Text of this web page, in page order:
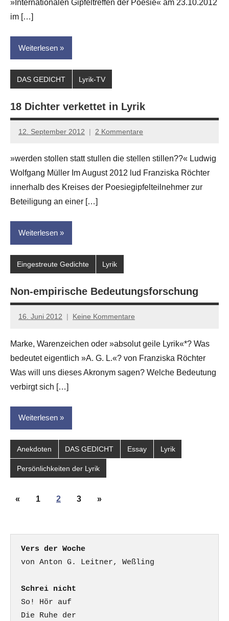
»Internationalen Gipfeltreffen der Poesie« am 23.10.2012
im […]
Weiterlesen
DAS GEDICHT Lyrik-TV
18 Dichter verkettet in Lyrik
12. September 2012
Anton
Leitner
2 Kommentare
»werden stollen statt stullen die stellen stillen??« Ludwig
Wolfgang Müller Im August 2012 lud Franziska Röchter
innerhalb des Kreises der Poesiegipfelteilnehmer zur
Beteiligung an einer […]
Weiterlesen
Eingestreute Gedichte Lyrik
Non-empirische Bedeutungsforschung
16. Juni 2012
Anton
Leitner
Keine Kommentare
Marke, Warenzeichen oder »absolut geile Lyrik«*? Was
bedeutet eigentlich »A. G. L.«? von Franziska Röchter
Was will uns dieses Akronym sagen? Welche Bedeutung
verbirgt sich […]
Weiterlesen
Anekdoten DAS GEDICHT Essay Lyrik
Persönlichkeiten der Lyrik
Seitennummerierung
«Vorherige
1 2 3
Nächste
»
Vers der Woche
Schrei nicht
So! Hör auf
Die Ruhe der